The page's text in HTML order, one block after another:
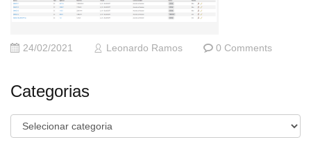
24/02/2021 Leonardo Ramos 0 Comments
Categorias
Categorias